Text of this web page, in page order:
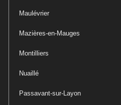
Maulévrier
Mazières-en-Mauges
Montilliers
Nuaillé
Passavant-sur-Layon